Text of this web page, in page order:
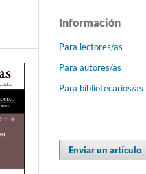
Información
Para lectores/as
Para autores/as
Para bibliotecarios/as
Enviar un artículo